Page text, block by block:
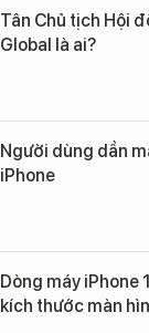
Tân Chủ tịch Hội
Global là ai?
Người dùng dần
iPhone
Dòng máy iPhone
kích thước màn